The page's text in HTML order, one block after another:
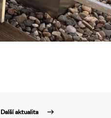
Další aktualita